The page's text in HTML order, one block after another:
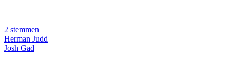
2 stemmen
Herman Judd
Josh Gad